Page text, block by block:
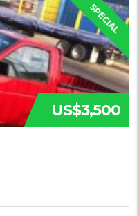
SPECIAL
US$3,500